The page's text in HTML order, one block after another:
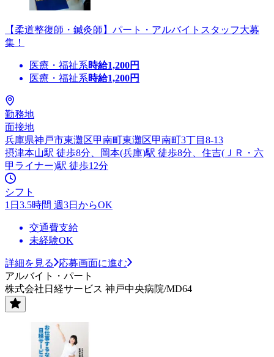
【柔道整復師・鍼灸師】パート・アルバイトスタッフ大募
集！
医療・福祉系時給1,200円
医療・福祉系時給1,200円
勤務地
面接地
兵庫県神戸市東灘区甲南町東灘区甲南町3丁目8-13
摂津本山駅 徒歩8分、岡本(兵庫)駅 徒歩8分、住吉(ＪＲ・六
甲ライナー)駅 徒歩12分
シフト
1日3.5時間 週3日からOK
交通費支給
未経験OK
詳細を見る
応募画面に進む
アルバイト・パート
株式会社日経サービス 神戸中央病院/MD64